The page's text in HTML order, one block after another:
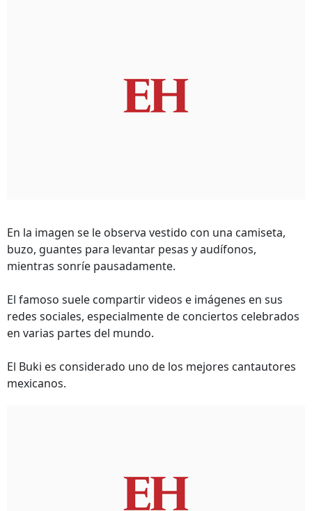
En la imagen se le observa vestido con una camiseta,
buzo, guantes para levantar pesas y audífonos,
mientras sonríe pausadamente.
El famoso suele compartir videos e imágenes en sus
redes sociales, especialmente de conciertos celebrados
en varias partes del mundo.
El Buki es considerado uno de los mejores cantautores
mexicanos.